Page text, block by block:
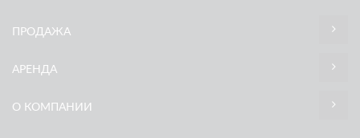
ПРОДАЖА
АРЕНДА
О КОМПАНИИ